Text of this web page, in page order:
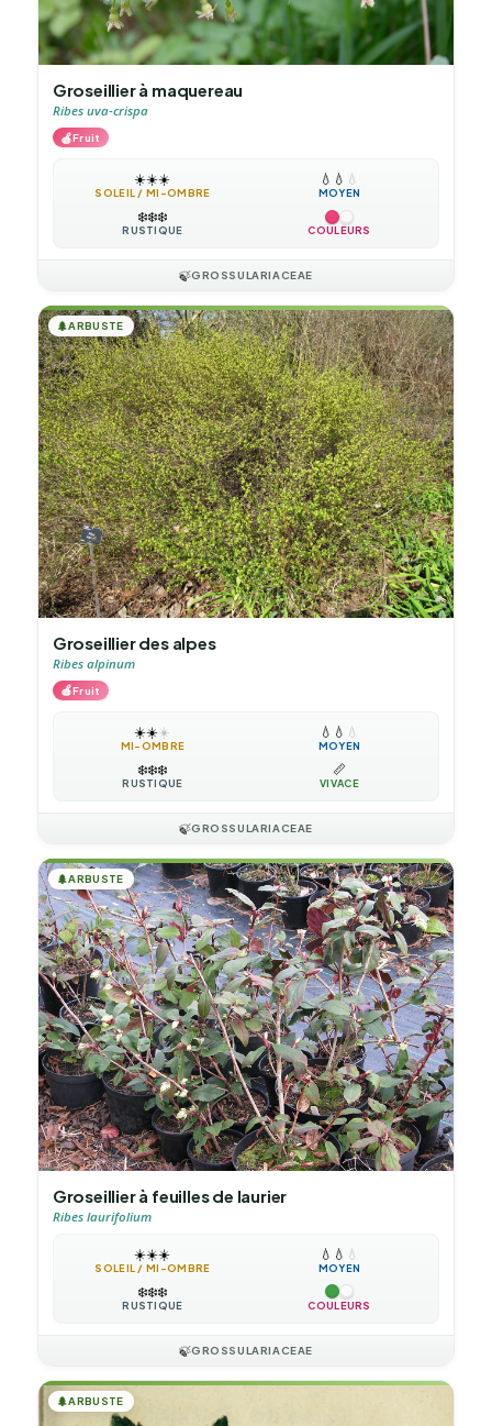
Groseillier à maquereau
Ribes uva-crispa
🍎Fruit
☀️☀️☀️
SOLEIL / MI-OMBRE
💧 💧 💧
MOYEN
❄️❄️❄️
RUSTIQUE COULEURS
🍃GROSSULARIACEAE
🌲ARBUSTE
Groseillier des alpes
Ribes alpinum
🍎Fruit
☀️☀️☀️
MI-OMBRE
💧 💧 💧
MOYEN
❄️❄️❄️
RUSTIQUE
📏
VIVACE
🍃GROSSULARIACEAE
🌲ARBUSTE
Groseillier à feuilles de laurier
Ribes laurifolium
☀️☀️☀️
SOLEIL / MI-OMBRE
💧 💧 💧
MOYEN
❄️❄️❄️
RUSTIQUE COULEURS
🍃GROSSULARIACEAE
🌲ARBUSTE